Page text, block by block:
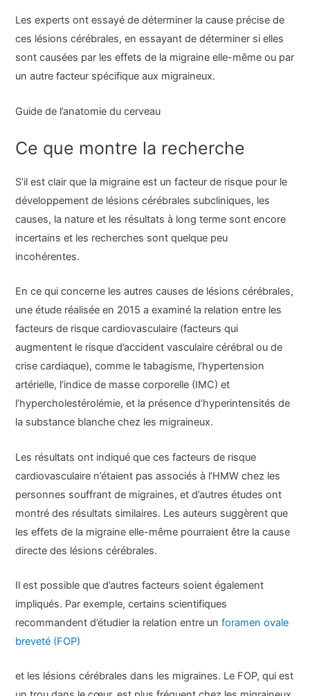
Les experts ont essayé de déterminer la cause précise de
ces lésions cérébrales, en essayant de déterminer si elles
sont causées par les effets de la migraine elle-même ou par
un autre facteur spécifique aux migraineux.
Guide de l’anatomie du cerveau
Ce que montre la recherche
S’il est clair que la migraine est un facteur de risque pour le
développement de lésions cérébrales subcliniques, les
causes, la nature et les résultats à long terme sont encore
incertains et les recherches sont quelque peu
incohérentes.
En ce qui concerne les autres causes de lésions cérébrales,
une étude réalisée en 2015 a examiné la relation entre les
facteurs de risque cardiovasculaire (facteurs qui
augmentent le risque d’accident vasculaire cérébral ou de
crise cardiaque), comme le tabagisme, l’hypertension
artérielle, l’indice de masse corporelle (IMC) et
l’hypercholestérolémie, et la présence d’hyperintensités de
la substance blanche chez les migraineux.
Les résultats ont indiqué que ces facteurs de risque
cardiovasculaire n’étaient pas associés à l’HMW chez les
personnes souffrant de migraines, et d’autres études ont
montré des résultats similaires. Les auteurs suggèrent que
les effets de la migraine elle-même pourraient être la cause
directe des lésions cérébrales.
Il est possible que d’autres facteurs soient également
impliqués. Par exemple, certains scientifiques
recommandent d’étudier la relation entre unforamen ovale
breveté (FOP)
et les lésions cérébrales dans les migraines. Le FOP, qui est